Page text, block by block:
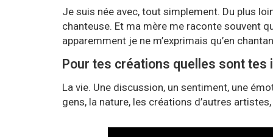
Je suis née avec, tout simplement. Du plus
chanteuse. Et ma mère me raconte souvent
apparemment je ne m’exprimais qu’en
Pour tes créations quelles sont tes
La vie. Une discussion, un sentiment, une
gens, la nature, les créations d’autres